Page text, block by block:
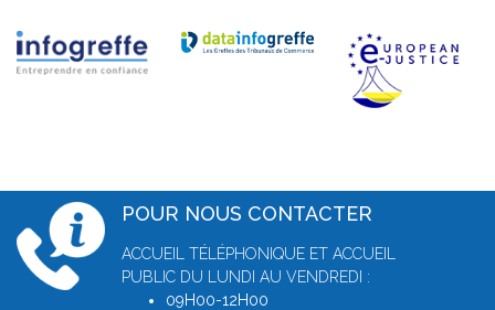
POUR NOUS CONTACTER
ACCUEIL TÉLÉPHONIQUE ET ACCUEIL
PUBLIC DU LUNDI AU VENDREDI :
09H00-12H00